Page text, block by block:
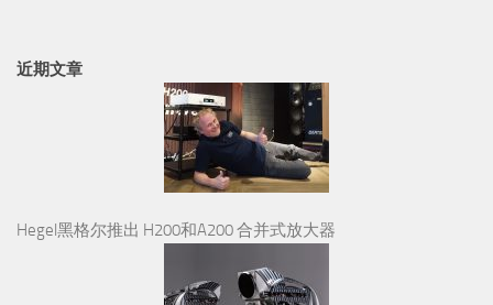
近期文章
Hegel黑格尔推出 H200和A200 合并式放大器